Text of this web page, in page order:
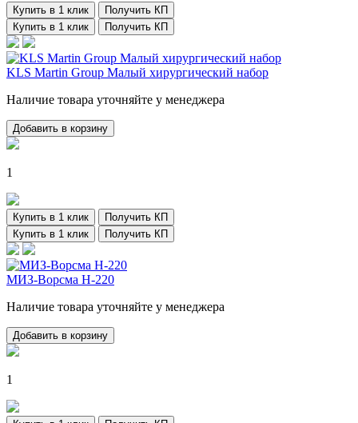
Купить в 1 клик
Получить КП
Купить в 1 клик
Получить КП
KLS Martin Group Малый хирургический набор
Наличие товара уточняйте у менеджера
Добавить в корзину
1
Купить в 1 клик
Получить КП
Купить в 1 клик
Получить КП
МИЗ-Ворсма Н-220
Наличие товара уточняйте у менеджера
Добавить в корзину
1